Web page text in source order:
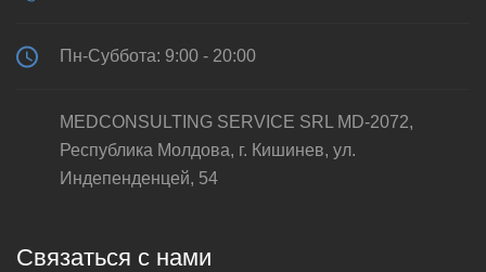
Пн-Суббота: 9:00 - 20:00
MEDCONSULTING SERVICE SRL MD-2072,
Республика Молдова, г. Кишинев, ул.
Индепенденцей, 54
Связаться с нами